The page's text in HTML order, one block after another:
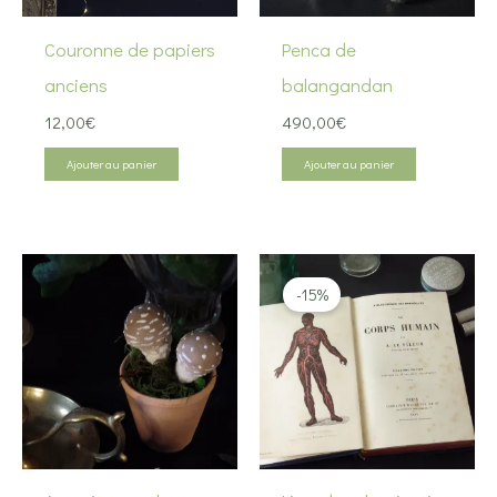
Couronne de papiers
anciens
12,00€
Ajouter au panier
Penca de
balangandan
490,00€
Ajouter au panier
-15%